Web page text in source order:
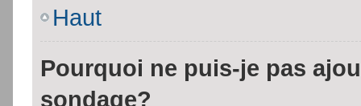
Haut
Pourquoi ne puis-je pas
sondage?